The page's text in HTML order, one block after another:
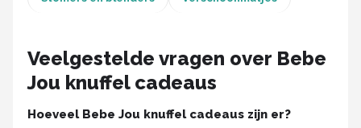
Stokke
Veelgestelde vragen over Bebe
Jou knuffel cadeaus
Hoeveel Bebe Jou knuffel cadeaus zijn er?